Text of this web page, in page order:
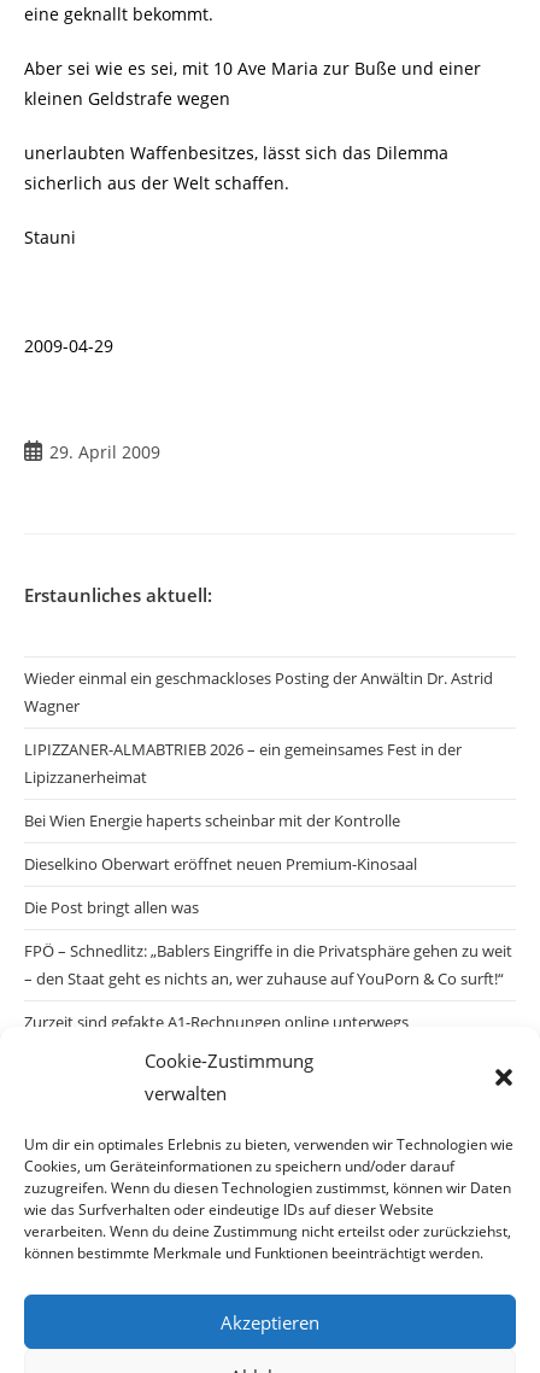
Cookie-Zustimmung
verwalten
Um dir ein optimales Erlebnis zu bieten, verwenden wir Technologien wie
Cookies, um Geräteinformationen zu speichern und/oder darauf
zuzugreifen. Wenn du diesen Technologien zustimmst, können wir Daten
wie das Surfverhalten oder eindeutige IDs auf dieser Website
verarbeiten. Wenn du deine Zustimmung nicht erteilst oder zurückziehst,
können bestimmte Merkmale und Funktionen beeinträchtigt werden.
Akzeptieren
eine geknallt bekommt.
Aber sei wie es sei, mit 10 Ave Maria zur Buße und einer
kleinen Geldstrafe wegen
unerlaubten Waffenbesitzes, lässt sich das Dilemma
sicherlich aus der Welt schaffen.
Stauni
2009-04-29
Beitrag29. April 2009
Erstaunliches aktuell:
Wieder einmal ein geschmackloses Posting der Anwältin Dr. Astrid
Wagner
LIPIZZANER-ALMABTRIEB 2026 – ein gemeinsames Fest in der
Lipizzanerheimat
Bei Wien Energie haperts scheinbar mit der Kontrolle
Dieselkino Oberwart eröffnet neuen Premium-Kinosaal
Die Post bringt allen was
FPÖ – Schnedlitz: „Bablers Eingriffe in die Privatsphäre gehen zu weit
– den Staat geht es nichts an, wer zuhause auf YouPorn & Co surft!“
Zurzeit sind gefakte A1-Rechnungen online unterwegs
Salzburgs Juden und ihre Sicherheit: „Erst nach einem Anschlag wäre
die Gefahr endlich konkret!“
Biologisches Wunder in Ceuta
Ein vermeintliches Abschiebemärchen
Archiv